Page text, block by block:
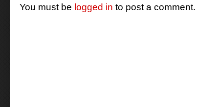
You must be logged in to post a comment.